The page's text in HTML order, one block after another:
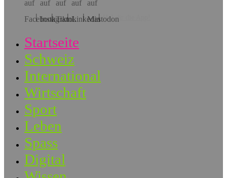
Hol dir die App!
Startseite
Schweiz
International
Wirtschaft
Sport
Leben
Spass
Digital